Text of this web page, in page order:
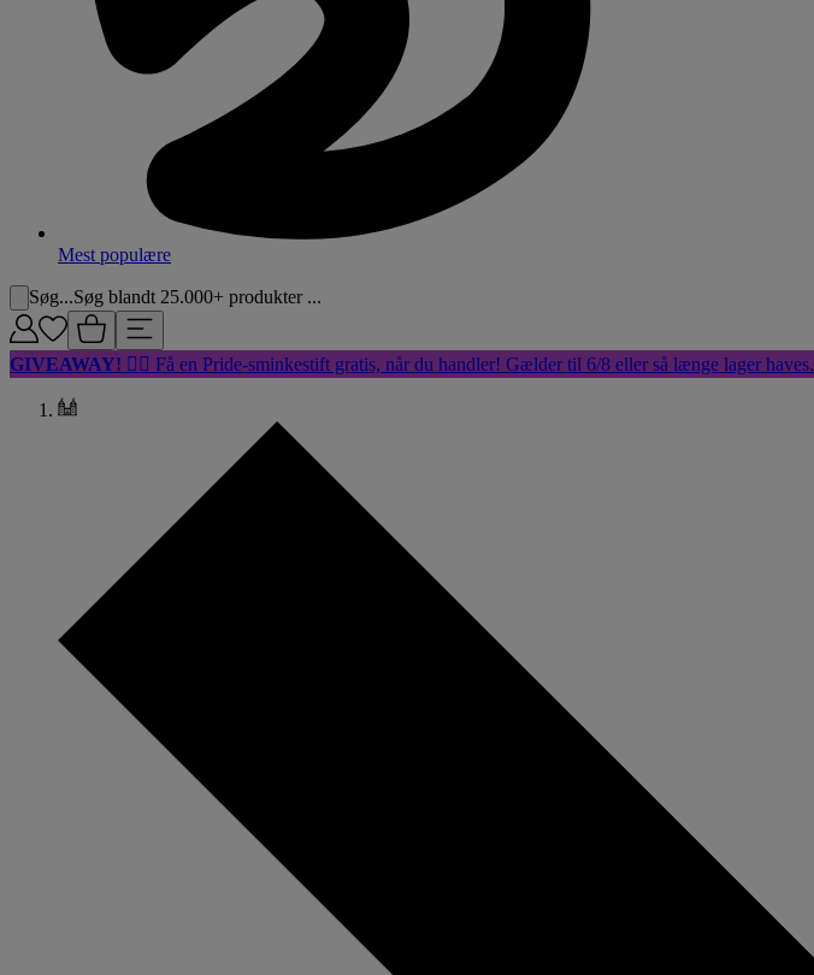
Mest populære
Søg...Søg blandt 25.000+ produkter ...
GIVEAWAY! 🏳️‍🌈 Få en Pride-sminkestift gratis, når du handler! Gælder til 6/8 eller så længe lager haves.